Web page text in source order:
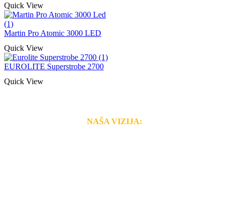
Quick View
Martin Pro Atomic 3000 LED
Quick View
EUROLITE Superstrobe 2700
Quick View
NAŠA VIZIJA: